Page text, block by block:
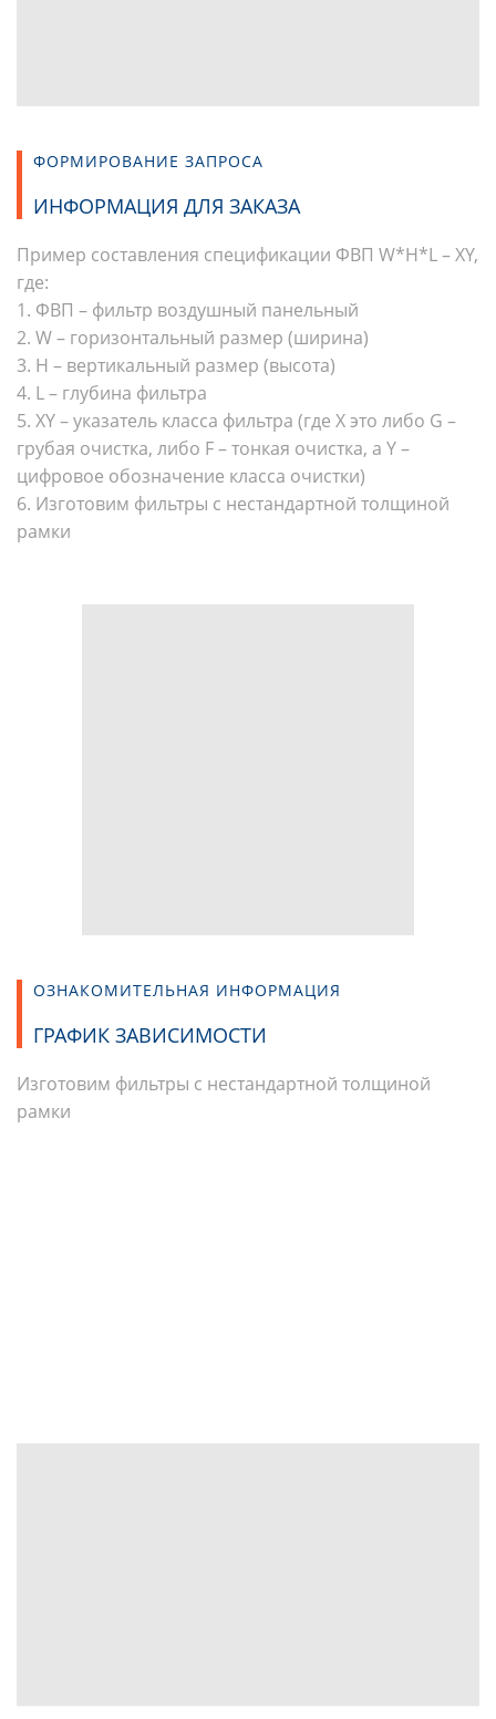
ФОРМИРОВАНИЕ ЗАПРОСА
ИНФОРМАЦИЯ ДЛЯ ЗАКАЗА
Пример составления спецификации ФВП W*H*L – XY,
где:
1. ФВП – фильтр воздушный панельный
2. W – горизонтальный размер (ширина)
3. H – вертикальный размер (высота)
4. L – глубина фильтра
5. XY – указатель класса фильтра (где X это либо G –
грубая очистка, либо F – тонкая очистка, а Y –
цифровое обозначение класса очистки)
6. Изготовим фильтры с нестандартной толщиной
рамки
ОЗНАКОМИТЕЛЬНАЯ ИНФОРМАЦИЯ
ГРАФИК ЗАВИСИМОСТИ
Изготовим фильтры с нестандартной толщиной
рамки